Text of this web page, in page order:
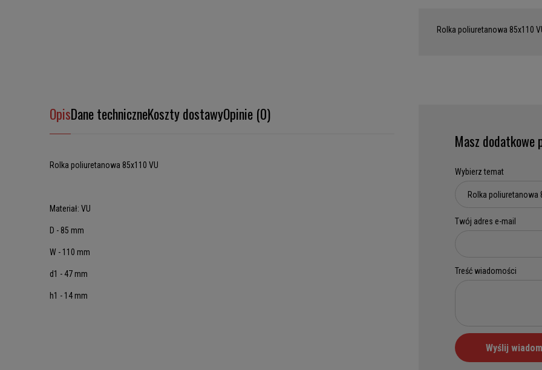
Rolka poliuretanowa 85x110
OpisDane techniczneKoszty dostawyOpinie (0)
Rolka poliuretanowa 85x110 VU
Materiał: VU
D - 85 mm
W - 110 mm
d1 - 47 mm
h1 - 14 mm
Masz dodatkowe